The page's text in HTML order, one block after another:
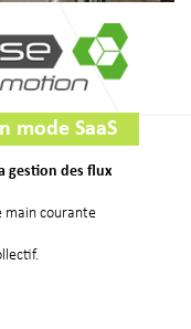
mode SaaS
gestion des flux
main courante